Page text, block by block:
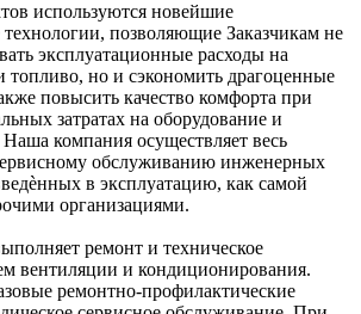
используются новейшие
позволяющие Заказчикам не
эксплуатационные расходы на
топливо, но и сэкономить драгоценные
повысить качество комфорта при
затратах на оборудование и
компания осуществляет весь
обслуживанию инженерных
в эксплуатацию, как самой
организациями.
ремонт и техническое
вентиляции и кондиционирования.
ремонтно-профилактические